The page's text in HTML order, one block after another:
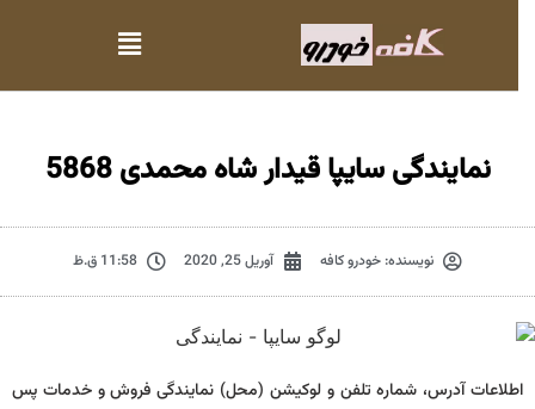
نمایندگی سایپا قیدار شاه محمدی 5868
نویسنده:خودرو کافه آوریل 25, 2020 11:58 ق.ظ
اطلاعات آدرس، شماره تلفن و لوکیشن (محل) نمایندگی فروش و خدمات پس